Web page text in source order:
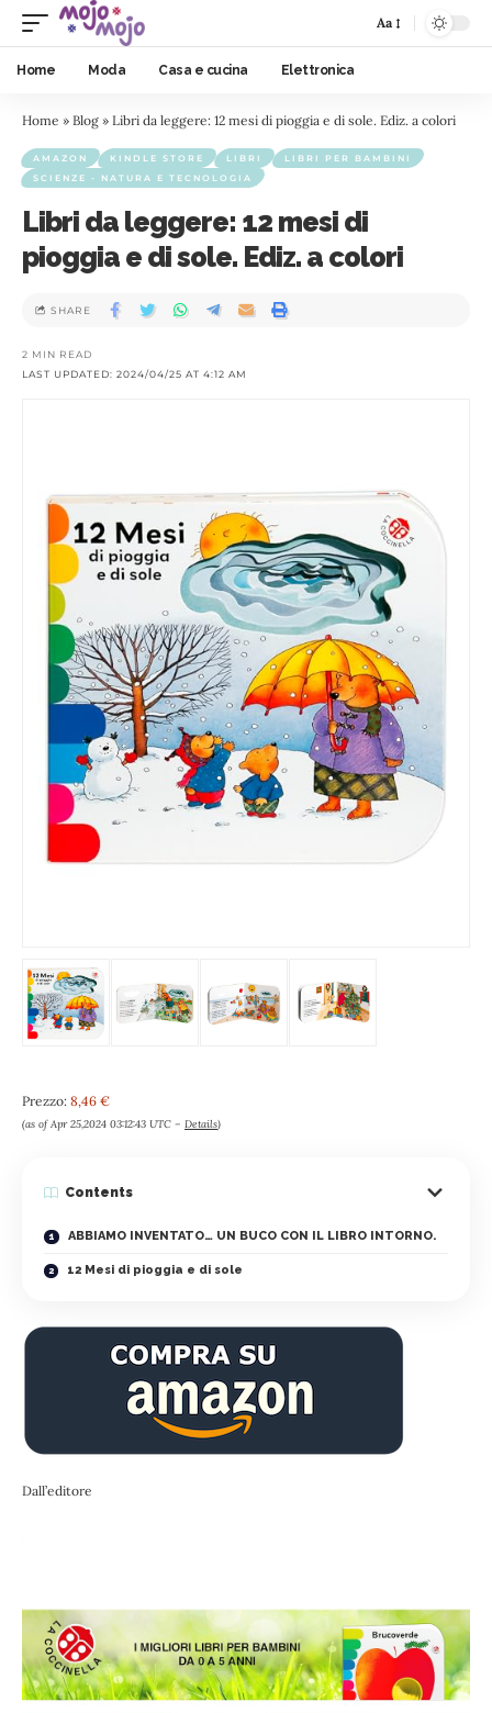
Aa
Home Moda Casa e cucina Elettronica
Home » Blog » Libri da leggere: 12 mesi di pioggia e di sole. Ediz. a colori
AMAZON KINDLE STORE LIBRI
LIBRI PER BAMBINI
SCIENZE - NATURA E TECNOLOGIA
Libri da leggere: 12 mesi di
pioggia e di sole. Ediz. a colori
LAST UPDATED: 2024/04/25 AT 4:12 AM
2 MIN READ
SHARE
Prezzo: 8,46 €
(as of Apr 25,2024 03:12:43 UTC – Details)
Contents
ABBIAMO INVENTATO… UN BUCO CON IL LIBRO INTORNO.
12 Mesi di pioggia e di sole
Dall’editore